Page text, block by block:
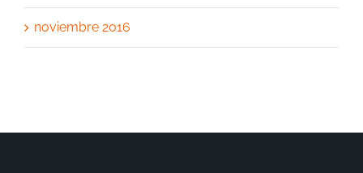
noviembre 2016